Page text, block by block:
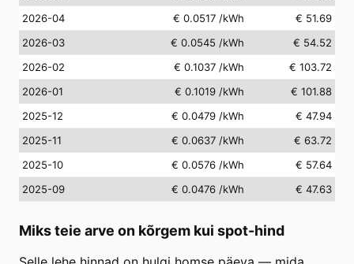
2026-04
€ 0.0517 /kWh
€ 51.69
2026-03
€ 0.0545 /kWh
€ 54.52
2026-02
€ 0.1037 /kWh
€ 103.72
2026-01
€ 0.1019 /kWh
€ 101.88
2025-12
€ 0.0479 /kWh
€ 47.94
2025-11
€ 0.0637 /kWh
€ 63.72
2025-10
€ 0.0576 /kWh
€ 57.64
2025-09
€ 0.0476 /kWh € 47.63
Miks teie arve on kõrgem kui spot-hind